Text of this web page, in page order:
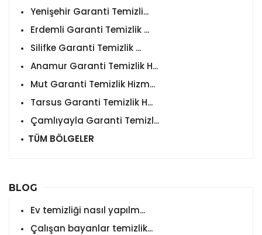
Yenişehir Garanti Temizli...
Erdemli Garanti Temizlik ...
Silifke Garanti Temizlik ...
Anamur Garanti Temizlik H...
Mut Garanti Temizlik Hizm...
Tarsus Garanti Temizlik H...
Çamlıyayla Garanti Temizl...
TÜM BÖLGELER
BLOG
Ev temizliği nasıl yapılm...
Çalışan bayanlar temizlik...